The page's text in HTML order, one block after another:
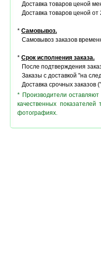
Доставка товаров ценой
Доставка товаров ценой от
* Самовывоз.
Самовывоз заказов
* Срок исполнения заказа.
После подтверждения
Заказы с доставкой "на
Доставка срочных заказов
* Производители
качественных
фотографиях.